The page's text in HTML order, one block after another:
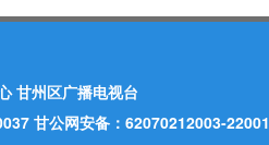
甘州区广播电视台
甘公网安备：62070212003-22001